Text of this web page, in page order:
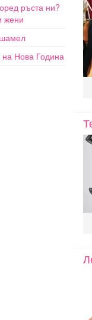
ръста ни?
жени
на Нова Година